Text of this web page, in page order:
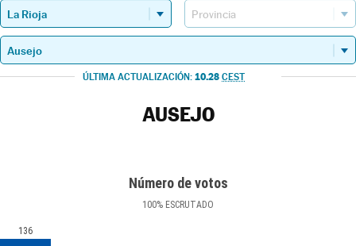
ÚLTIMA ACTUALIZACIÓN: 10.28 CEST
AUSEJO
Número de votos
100% ESCRUTADO
136